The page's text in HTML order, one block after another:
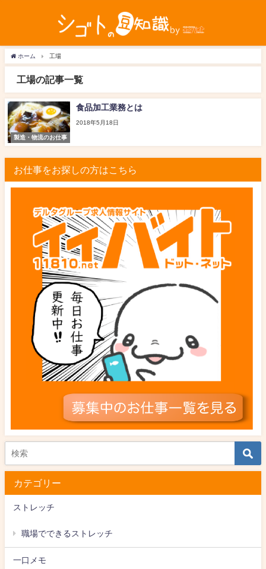
ホーム 工場
工場の記事一覧
製造・物流のお仕事
食品加工業務とは
2018年5月18日
お仕事をお探しの方はこちら
カテゴリー
ストレッチ
職場でできるストレッチ
一口メモ